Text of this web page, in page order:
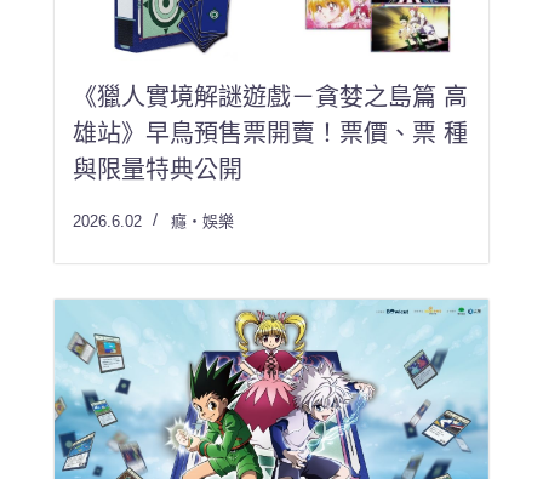
《獵人實境解謎遊戲－貪婪之島篇 高
雄站》早鳥預售票開賣！票價、票 種
與限量特典公開
2026.6.02 癮・娛樂